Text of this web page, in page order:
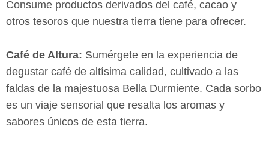
Consume productos derivados del café, cacao y
otros tesoros que nuestra tierra tiene para ofrecer.
Café de Altura: Sumérgete en la experiencia de
degustar café de altísima calidad, cultivado a las
faldas de la majestuosa Bella Durmiente. Cada sorbo
es un viaje sensorial que resalta los aromas y
sabores únicos de esta tierra.